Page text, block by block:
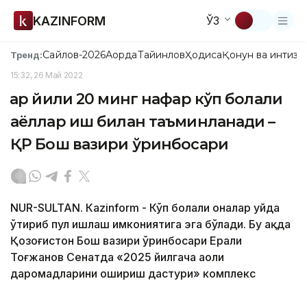
KAZINFORM ЎЗ
Тренд:Сайлов-2026АқордаТайинловҲодисаҚонун ва
15:32, 26 Май 2022
Ҳар йили 20 минг нафар кўп болали
аёллар иш билан таъминланади –
ҚР Бош вазири ўринбосари
NUR-SULTAN. Кazinform - Кўп болали оналар уйда
ўтириб пул ишлаш имкониятига эга бўлади. Бу ҳақда
Қозоғистон Бош вазири ўринбосари Ерали
Тоғжанов Сенатда «2025 йилгача аҳоли
даромадларини ошириш дастури» комплекс